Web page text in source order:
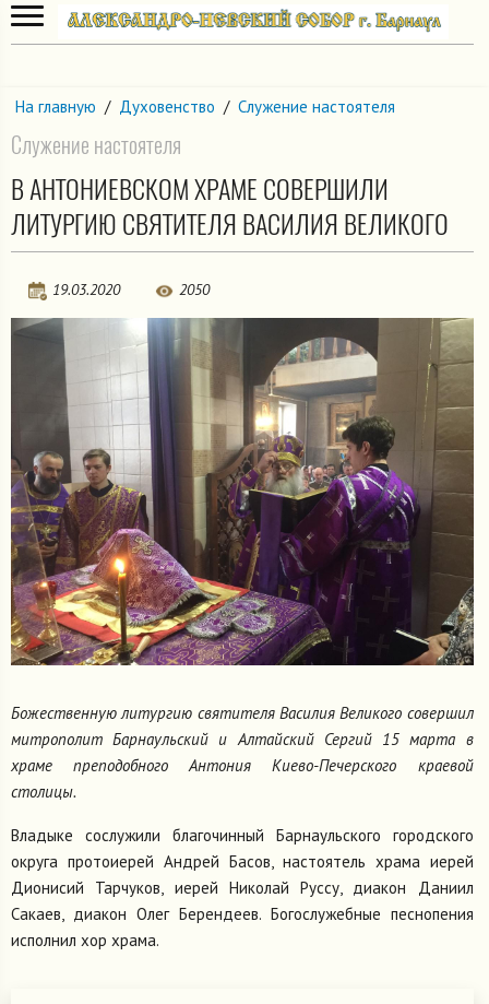
На главную / Духовенство / Служение настоятеля
Служение настоятеля
В АНТОНИЕВСКОМ ХРАМЕ СОВЕРШИЛИ
ЛИТУРГИЮ СВЯТИТЕЛЯ ВАСИЛИЯ ВЕЛИКОГО
19.03.2020 2050
Божественную литургию святителя Василия Великого совершил
митрополит Барнаульский и Алтайский Сергий 15 марта в
храме преподобного Антония Киево-Печерского краевой
столицы.
Владыке сослужили благочинный Барнаульского городского
округа протоиерей Андрей Басов, настоятель храма иерей
Дионисий Тарчуков, иерей Николай Руссу, диакон Даниил
Сакаев, диакон Олег Берендеев. Богослужебные песнопения
исполнил хор храма.